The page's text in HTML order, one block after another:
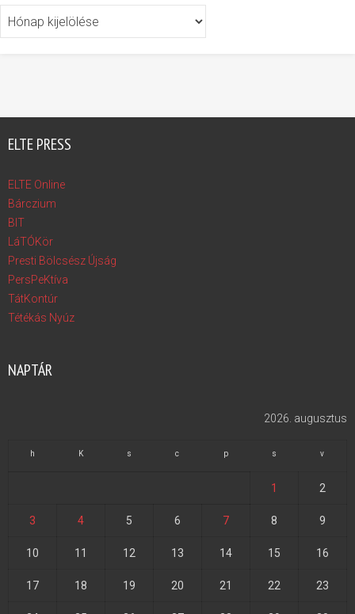
Archívum
ELTE PRESS
ELTE Online
Bárczium
BIT
LáTÓKör
Presti Bölcsész Újság
PersPeKtíva
TátKontúr
Tétékás Nyúz
NAPTÁR
2026. augusztus
h K s c p s v
1 2
3 4 5 6 7 8 9
10 11 12 13 14 15 16
17 18 19 20 21 22 23